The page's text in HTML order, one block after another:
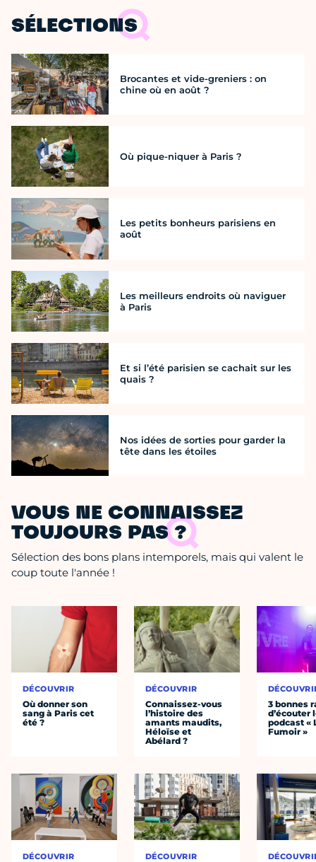
SÉLECTIONS
Brocantes et vide-greniers : on
chine où en août ?
Où pique-niquer à Paris ?
Les petits bonheurs parisiens en
août
Les meilleurs endroits où naviguer
à Paris
Et si l’été parisien se cachait sur les
quais ?
Nos idées de sorties pour garder la
tête dans les étoiles
VOUS NE CONNAISSEZ
TOUJOURS PAS ?
Sélection des bons plans intemporels, mais qui valent le
coup toute l'année !
DÉCOUVRIR
Où donner son
sang à Paris cet
été ?
DÉCOUVRIR
DÉCOUVRIR
Connaissez-vous
l’histoire des
amants maudits,
Héloïse et
Abélard ?
DÉCOUVRIR
3 bonnes
d’écouter
podcast «
Fumoir »